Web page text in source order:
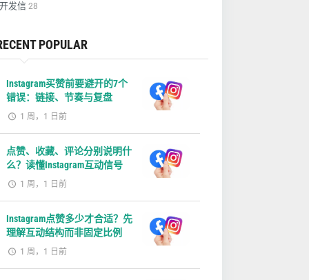
开发信 28
POPULAR
Instagram买赞前要避开的7个
错误：链接、节奏与复盘
1 周，1 日前
点赞、收藏、评论分别说明什
么？读懂Instagram互动信号
1 周，1 日前
Instagram点赞多少才合适？先
理解互动结构而非固定比例
1 周，1 日前